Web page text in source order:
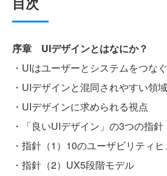
序章 UIデザインとはなにか？
・UIはユーザーとシステムをつな
・UIデザインと混同されやすい領
・UIデザインに求められる視点
・「良いUIデザイン」の3つの指針
・指針（1）10のユーザビリティ
・指針（2）UX5段階モデル